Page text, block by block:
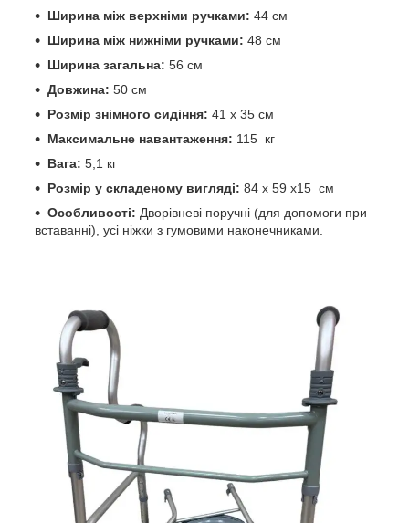
Ширина між верхніми ручками: 44 см
Ширина між нижніми ручками: 48 см
Ширина загальна: 56 см
Довжина: 50 см
Розмір знімного сидіння: 41 х 35 см
Максимальне навантаження: 115 кг
Вага: 5,1 кг
Розмір у складеному вигляді: 84 х 59 х15 см
Особливості: Дворівневі поручні (для допомоги при
вставанні), усі ніжки з гумовими наконечниками.